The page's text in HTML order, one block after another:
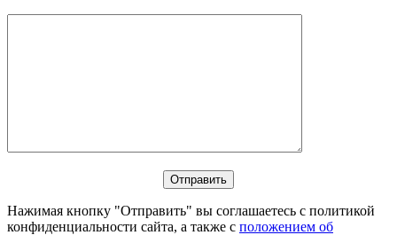
Нажимая кнопку "Отправить" вы соглашаетесь с политикой
конфиденциальности сайта, а также с положением об